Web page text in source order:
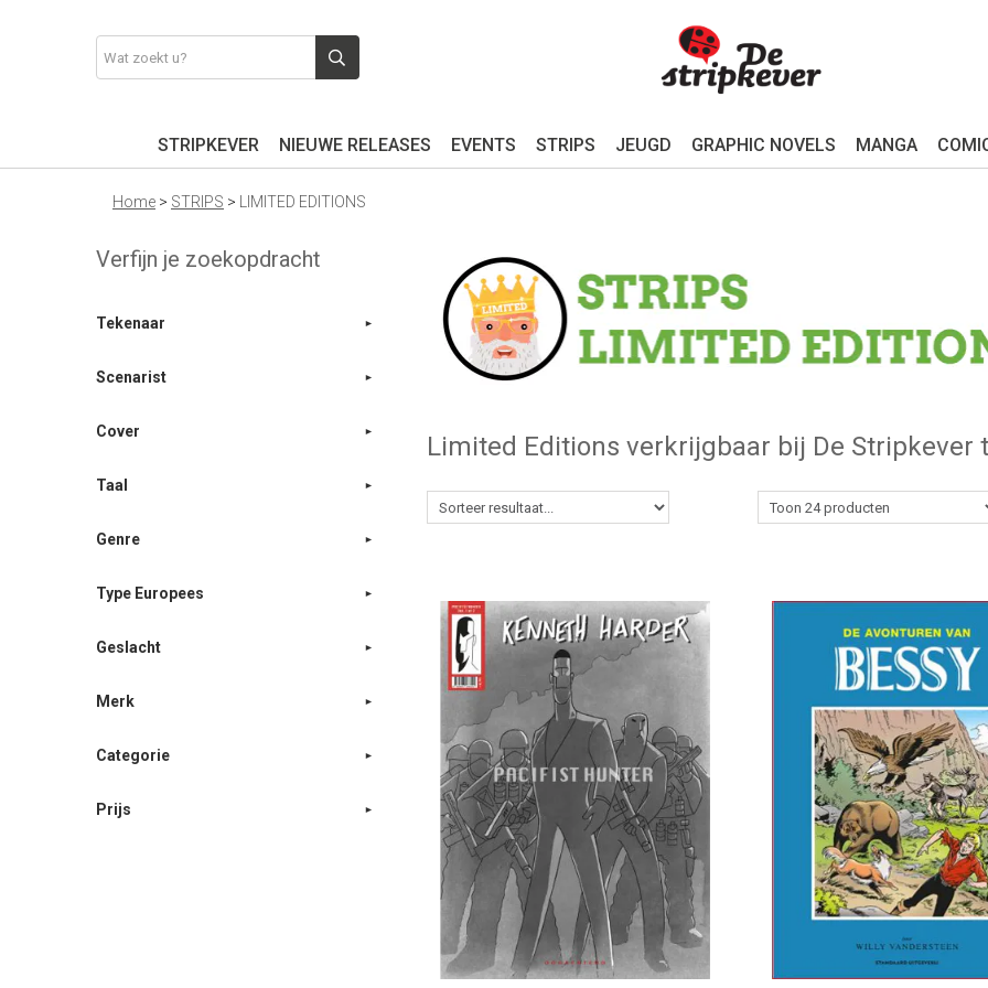
STRIPKEVER NIEUWE RELEASES EVENTS STRIPS JEUGD GRAPHIC NOVELS MANGA
Home > STRIPS > LIMITED EDITIONS
Verfijn je zoekopdracht
Tekenaar
Scenarist
Cover
Taal
Genre
Type Europees
Geslacht
Merk
Categorie
Prijs
Limited Editions verkrijgbaar bij De Stripkever